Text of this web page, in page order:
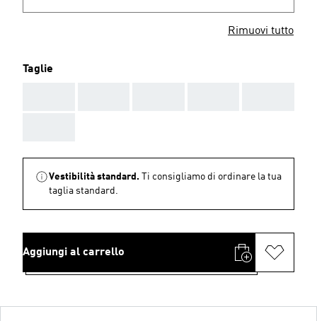
Rimuovi tutto
Taglie
Vestibilità standard.
Ti consigliamo di ordinare la tua
taglia standard.
Aggiungi al carrello